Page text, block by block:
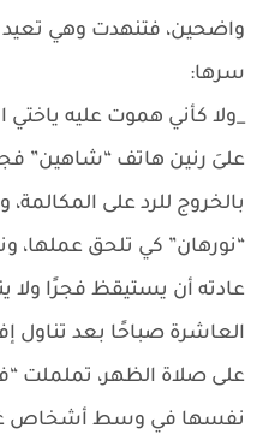
واضحين، فتنهدت وهي تعيد
سرها:
_ولا كأني هموت عليه ياختي
علىَ رنين هاتف “شاهين”
بالخروج للرد على
“نورهان” كي تلحق عملها،
عادته أن يستيقظ فجرًا ولا
العاشرة صباحًا بعد تناول
على صلاة الظهر، تململت
نفسها في وسط أشخاص